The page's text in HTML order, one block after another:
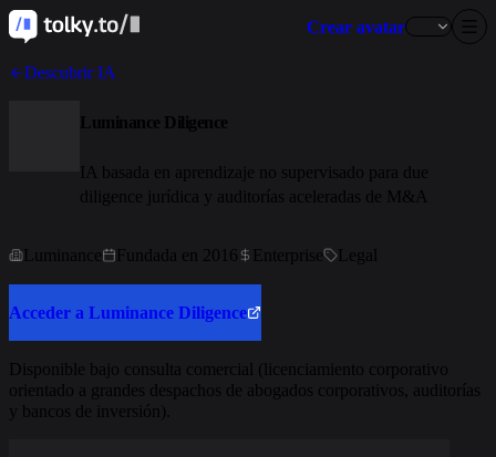
Crear avatar
Descubrir IA
Luminance Diligence
IA basada en aprendizaje no supervisado para due
diligence jurídica y auditorías aceleradas de M&A
Luminance Fundada en 2016 Enterprise Legal
Acceder a Luminance Diligence
Disponible bajo consulta comercial (licenciamiento corporativo
orientado a grandes despachos de abogados corporativos, auditorías
y bancos de inversión).